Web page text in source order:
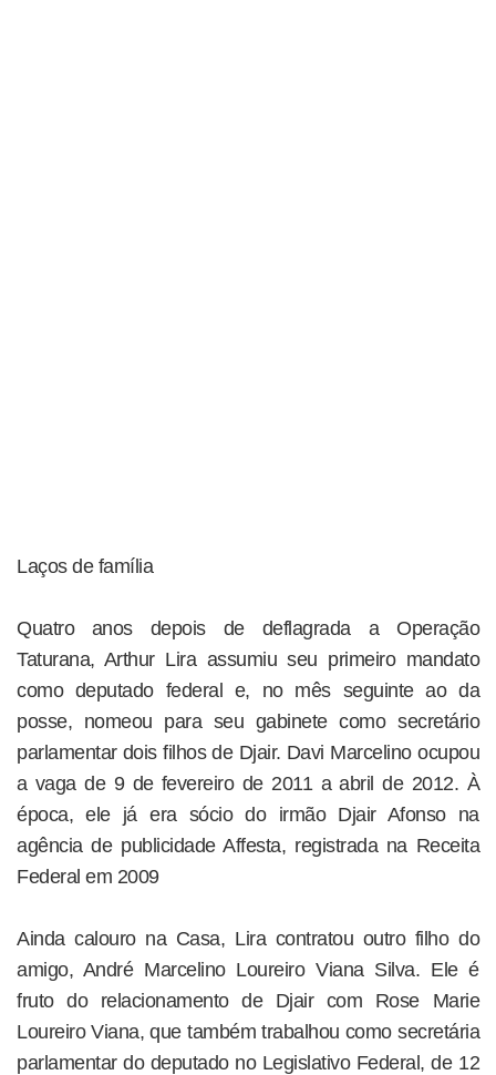
Laços de família
Quatro anos depois de deflagrada a Operação
Taturana, Arthur Lira assumiu seu primeiro mandato
como deputado federal e, no mês seguinte ao da
posse, nomeou para seu gabinete como secretário
parlamentar dois filhos de Djair. Davi Marcelino ocupou
a vaga de 9 de fevereiro de 2011 a abril de 2012. À
época, ele já era sócio do irmão Djair Afonso na
agência de publicidade Affesta, registrada na Receita
Federal em 2009
Ainda calouro na Casa, Lira contratou outro filho do
amigo, André Marcelino Loureiro Viana Silva. Ele é
fruto do relacionamento de Djair com Rose Marie
Loureiro Viana, que também trabalhou como secretária
parlamentar do deputado no Legislativo Federal, de 12